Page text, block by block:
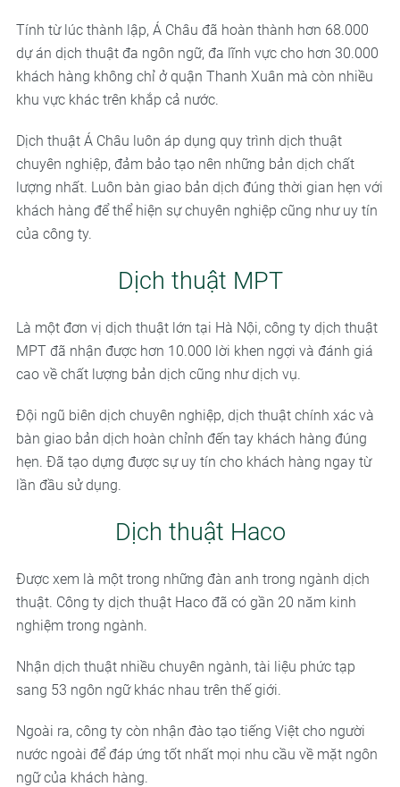
Tính từ lúc thành lập, Á Châu đã hoàn thành hơn 68.000
dự án dịch thuật đa ngôn ngữ, đa lĩnh vực cho hơn 30.000
khách hàng không chỉ ở quận Thanh Xuân mà còn nhiều
khu vực khác trên khắp cả nước.
Dịch thuật Á Châu luôn áp dụng quy trình dịch thuật
chuyên nghiệp, đảm bảo tạo nên những bản dịch chất
lượng nhất. Luôn bàn giao bản dịch đúng thời gian hẹn với
khách hàng để thể hiện sự chuyên nghiệp cũng như uy tín
của công ty.
Dịch thuật MPT
Là một đơn vị dịch thuật lớn tại Hà Nội, công ty dịch thuật
MPT đã nhận được hơn 10.000 lời khen ngợi và đánh giá
cao về chất lượng bản dịch cũng như dịch vụ.
Đội ngũ biên dịch chuyên nghiệp, dịch thuật chính xác và
bàn giao bản dịch hoàn chỉnh đến tay khách hàng đúng
hẹn. Đã tạo dựng được sự uy tín cho khách hàng ngay từ
lần đầu sử dụng.
Dịch thuật Haco
Được xem là một trong những đàn anh trong ngành dịch
thuật. Công ty dịch thuật Haco đã có gần 20 năm kinh
nghiệm trong ngành.
Nhận dịch thuật nhiều chuyên ngành, tài liệu phức tạp
sang 53 ngôn ngữ khác nhau trên thế giới.
Ngoài ra, công ty còn nhận đào tạo tiếng Việt cho người
nước ngoài để đáp ứng tốt nhất mọi nhu cầu về mặt ngôn
ngữ của khách hàng.